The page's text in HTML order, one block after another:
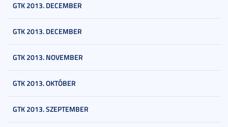
GTK 2013. DECEMBER
GTK 2013. DECEMBER
GTK 2013. NOVEMBER
GTK 2013. OKTÓBER
GTK 2013. SZEPTEMBER